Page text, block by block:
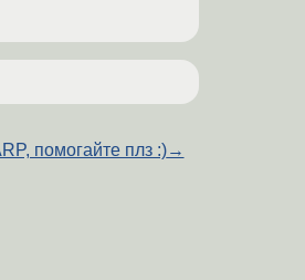
помогайте плз :)→